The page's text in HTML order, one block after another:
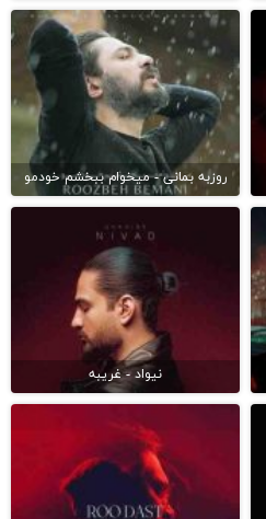
روزبه بمانی - میخوام ببخشم خودمو
نیواد - غریبه